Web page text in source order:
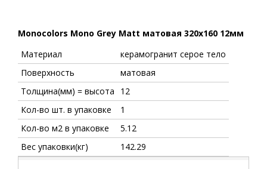
Monocolors Mono Grey Matt матовая 320x160 12мм
Материал
керамогранит серое тело
Поверхность
матовая
Толщина(мм) = высота
12
Кол-во шт. в упаковке
1
Кол-во м2 в упаковке
5.12
Вес упаковки(кг)
142.29